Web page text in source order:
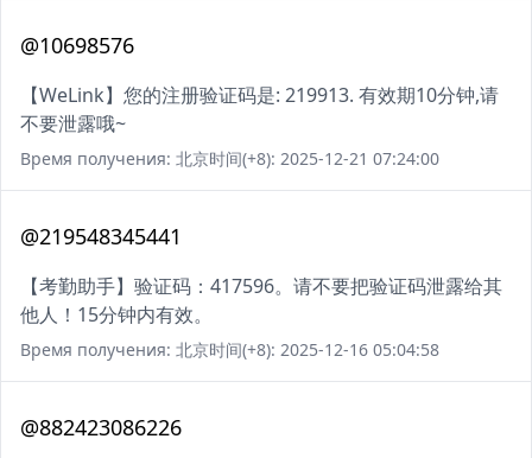
@10698576
【WeLink】您的注册验证码是: 219913. 有效期10分钟,请
不要泄露哦~
Время получения: 北京时间(+8): 2025-12-21 07:24:00
@219548345441
【考勤助手】验证码：417596。请不要把验证码泄露给其
他人！15分钟内有效。
Время получения: 北京时间(+8): 2025-12-16 05:04:58
@882423086226